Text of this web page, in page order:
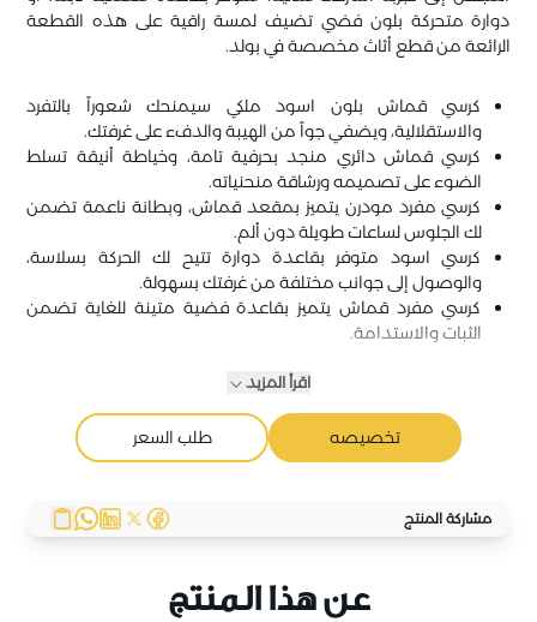
دوارة متحركة بلون فضي تضيف لمسة راقية على هذه القطعة
الرائعة من قطع أثاث مخصصة في بولد.
كرسي قماش بلون اسود ملكي سيمنحك شعوراً بالتفرد
والاستقلالية، ويضفي جواً من الهيبة والدفء على غرفتك.
كرسي قماش دائري منجد بحرفية تامة، وخياطة أنيقة تسلط
الضوء على تصميمه ورشاقة منحنياته.
كرسي مفرد مودرن يتميز بمقعد قماش، وبطانة ناعمة تضمن
لك الجلوس لساعات طويلة دون ألم.
كرسي اسود متوفر بقاعدة دوارة تتيح لك الحركة بسلاسة،
والوصول إلى جوانب مختلفة من غرفتك بسهولة.
كرسي مفرد قماش يتميز بقاعدة فضية متينة للغاية تضمن
الثبات والاستدامة.
اقرأ المزيد
تخصيصه طلب السعر
مشاركة المنتج
عن هذا المنتج